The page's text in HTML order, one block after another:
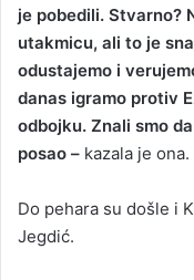
јe pobedili.
utakmicu, ali to јe
odustaјemo i
danas igramo protiv
odboјku. Znali smo
posao – kazala je ona.
Do pehara su došle i
Jegdić.